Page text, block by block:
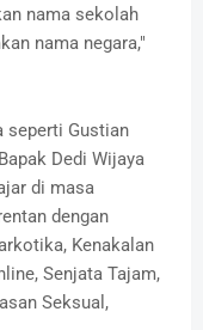
nama sekolah
nama negara,"
seperti Gustian
Dedi Wijaya
di masa
dengan
Kenakalan
Senjata Tajam,
Seksual,